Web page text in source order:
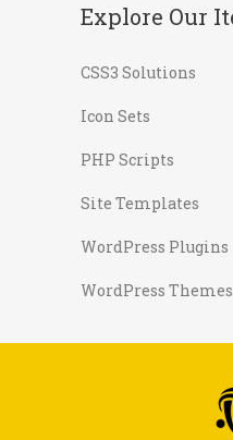
Explore Our
CSS3 Solutions
Icon Sets
PHP Scripts
Site Templates
WordPress Plugins
WordPress Themes